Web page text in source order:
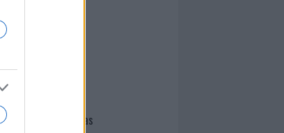
Giovannimaria Cabras